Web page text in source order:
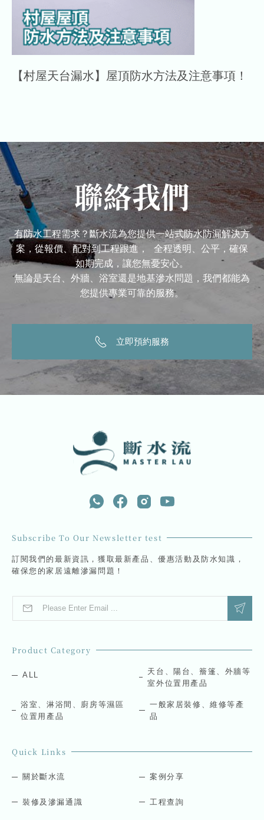
【村屋天台漏水】屋頂防水方法及注意事項！
聯絡我們
有防水工程需求？斷水流為您提供一站式防水防漏解決方
案，從報價、配對到工程跟進， 全程透明、公平，確保
如期完成，讓您無憂安心。
無論是天台、外牆、浴室還是地基滲水問題，我們都能為
您提供專業可靠的服務。
立即預約服務
Subscribe To Our Newsletter test
訂閱我們的最新資訊，獲取最新產品、優惠活動及防水知識，
確保您的家居遠離滲漏問題！
m
i
a
lProduct Category
ALL
天台、陽台、簷篷、外牆等
室外位置用產品
浴室、淋浴間、廚房等濕區
位置用產品
一般家居裝修、維修等產
品
Quick Links
關於斷水流 案例分享
裝修及滲漏通識 工程查詢